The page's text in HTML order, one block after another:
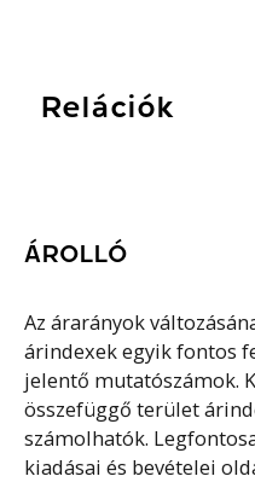
Relációk
ÁROLLÓ
Az árarányok
árindexek egyik fontos
jelentő mutatószámok.
összefüggő terület
számolhatók.
kiadásai és bevételei